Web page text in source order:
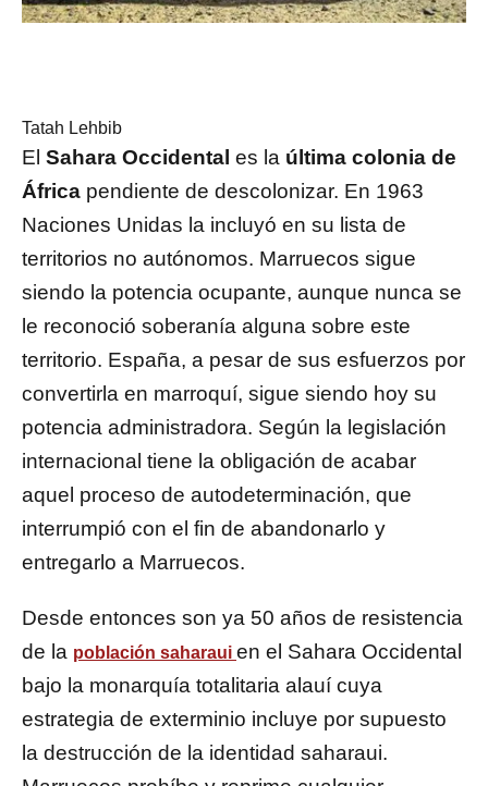
Tatah Lehbib
El Sahara Occidental es la última colonia de
África pendiente de descolonizar. En 1963
Naciones Unidas la incluyó en su lista de
territorios no autónomos. Marruecos sigue
siendo la potencia ocupante, aunque nunca se
le reconoció soberanía alguna sobre este
territorio. España, a pesar de sus esfuerzos por
convertirla en marroquí, sigue siendo hoy su
potencia administradora. Según la legislación
internacional tiene la obligación de acabar
aquel proceso de autodeterminación, que
interrumpió con el fin de abandonarlo y
entregarlo a Marruecos.
Desde entonces son ya 50 años de resistencia
de la población saharaui en el Sahara Occidental
bajo la monarquía totalitaria alauí cuya
estrategia de exterminio incluye por supuesto
la destrucción de la identidad saharaui.